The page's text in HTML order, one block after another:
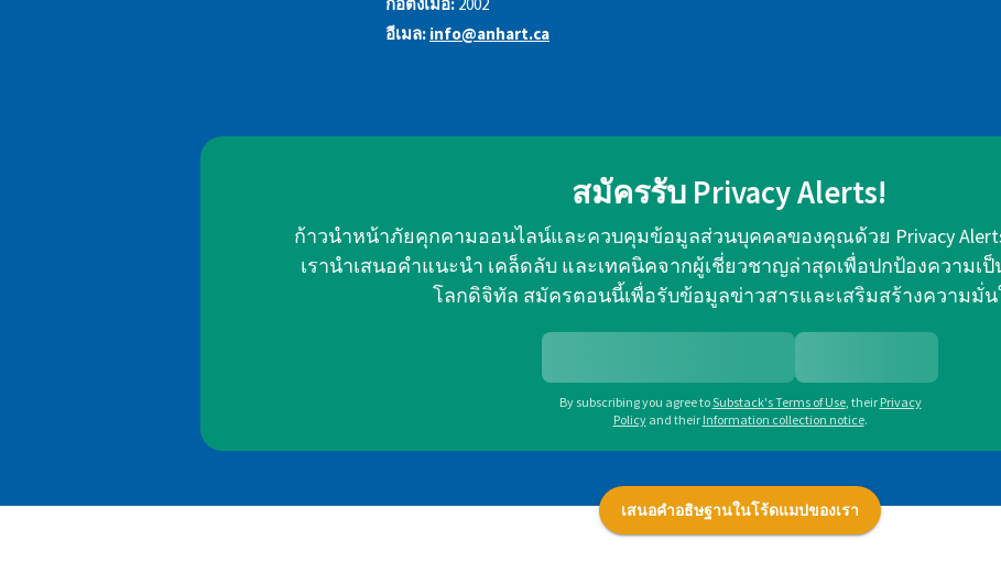
ก่อตั้งเมื่อ: 2002
อีเมล: info@anhart.ca
สมัครรับ Privacy Alerts!
ก้าวนำหน้าภัยคุกคามออนไลน์และควบคุมข้อมูลส่วนบุคคลของคุณด้วย Privacy
เรานำเสนอคำแนะนำ เคล็ดลับ และเทคนิคจากผู้เชี่ยวชาญล่าสุดเพื่อปกป้องความ
โลกดิจิทัล สมัครตอนนี้เพื่อรับข้อมูลข่าวสารและเสริมสร้างความมั่น
By subscribing you agree toSubstack's Terms of Use, their Privacy
Policy and their Information collection notice.
เสนอคำอธิษฐานในโร้ดแมปของเรา